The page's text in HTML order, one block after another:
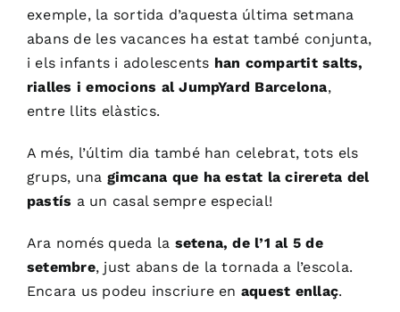
exemple, la sortida d’aquesta última setmana
abans de les vacances ha estat també conjunta,
i els infants i adolescents han compartit salts,
rialles i emocions al JumpYard Barcelona,
entre llits elàstics.
A més, l’últim dia també han celebrat, tots els
grups, una gimcana que ha estat la cirereta del
pastís a un casal sempre especial!
Ara només queda la setena, de l’1 al 5 de
setembre, just abans de la tornada a l’escola.
Encara us podeu inscriure en aquest enllaç.